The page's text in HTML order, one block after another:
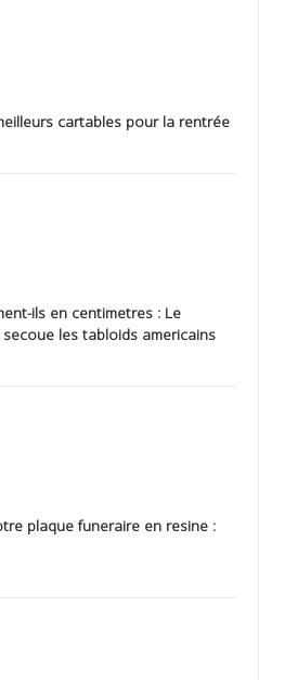
cartables pour la rentrée
ils en centimetres : Le
les tabloids americains
plaque funeraire en resine :